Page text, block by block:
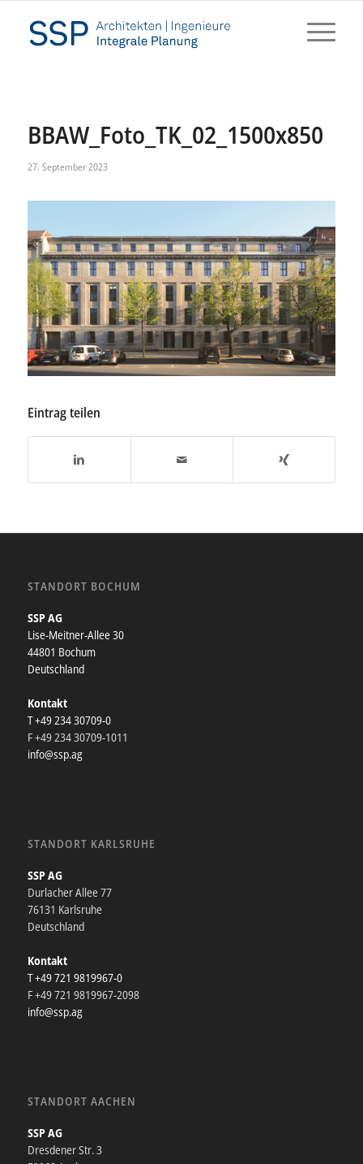
BBAW_Foto_TK_02_1500x850
27. September 2023
Eintrag teilen
STANDORT BOCHUM
SSP AG
Lise-Meitner-Allee 30
44801 Bochum
Deutschland
Kontakt
T +49 234 30709-0
F +49 234 30709-1011
info@ssp.ag
STANDORT KARLSRUHE
SSP AG
Durlacher Allee 77
76131 Karlsruhe
Deutschland
Kontakt
T +49 721 9819967-0
F +49 721 9819967-2098
info@ssp.ag
STANDORT AACHEN
SSP AG
Dresdener Str. 3